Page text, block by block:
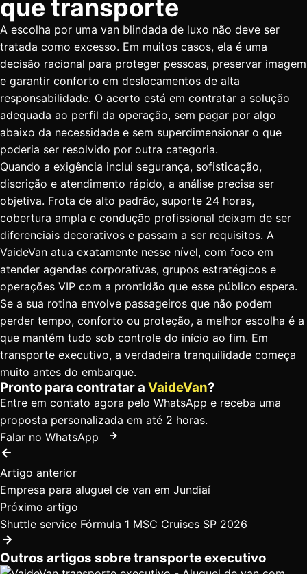
que transporte
A escolha por uma van blindada de luxo não deve ser
tratada como excesso. Em muitos casos, ela é uma
decisão racional para proteger pessoas, preservar imagem
e garantir conforto em deslocamentos de alta
responsabilidade. O acerto está em contratar a solução
adequada ao perfil da operação, sem pagar por algo
abaixo da necessidade e sem superdimensionar o que
poderia ser resolvido por outra categoria.
Quando a exigência inclui segurança, sofisticação,
discrição e atendimento rápido, a análise precisa ser
objetiva. Frota de alto padrão, suporte 24 horas,
cobertura ampla e condução profissional deixam de ser
diferenciais decorativos e passam a ser requisitos. A
VaideVan atua exatamente nesse nível, com foco em
atender agendas corporativas, grupos estratégicos e
operações VIP com a prontidão que esse público espera.
Se a sua rotina envolve passageiros que não podem
perder tempo, conforto ou proteção, a melhor escolha é a
que mantém tudo sob controle do início ao fim. Em
transporte executivo, a verdadeira tranquilidade começa
muito antes do embarque.
Pronto para contratar a VaideVan?
Entre em contato agora pelo WhatsApp e receba uma
proposta personalizada em até 2 horas.
Falar no WhatsApp
Artigo anterior
Empresa para aluguel de van em Jundiaí
Próximo artigo
Shuttle service Fórmula 1 MSC Cruises SP 2026
Outros artigos sobre transporte executivo